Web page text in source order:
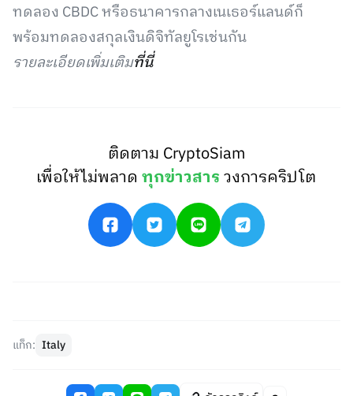
ทดลอง CBDC หรือธนาคารกลางเนเธอร์แลนด์ก็
พร้อมทดลองสกุลเงินดิจิทัลยูโรเช่นกัน
รายละเอียดเพิ่มเติมที่นี่
ติดตาม CryptoSiam
เพื่อให้ไม่พลาดทุกข่าวสารวงการคริปโต
แท็ก: Italy